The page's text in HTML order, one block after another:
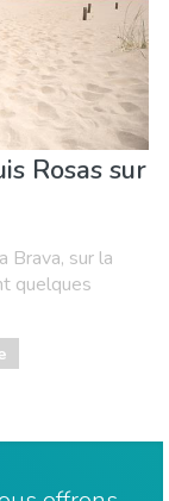
Rosas sur
Brava, sur la
quelques